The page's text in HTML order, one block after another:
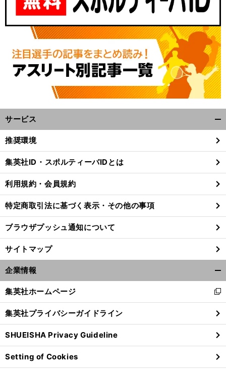
サービス
閉
る
推奨環境
集英社ID・スポルティーバIDとは
利用規約・会員規約
特定商取引法に基づく表示・その他の事項
ブラウザプッシュ通知について
サイトマップ
企業情報
閉
る
集英社ホームページ
新
し
い
ウ
ィ
ン
ド
ウ
集英社プライバシーガイドライン
SHUEISHA Privacy Guideline
Setting of Cookies